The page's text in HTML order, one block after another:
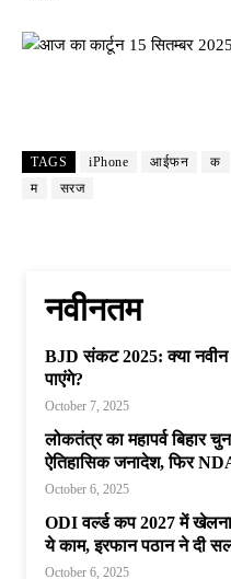
TAGS iPhone आईफन क
म
सरज
नवीनतम
BJD संकट 2025: क्या नवीन
पाएंगे?
October 7, 2025
लोकतंत्र का महापर्व बिहार
ऐतिहासिक जनादेश, फिर
October 6, 2025
ODI वर्ल्ड कप 2027 में खेलना
ये काम, इरफान पठान ने दी
October 6, 2025